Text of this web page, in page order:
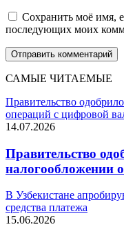
Сохранить моё имя,
последующих моих
САМЫЕ ЧИТАЕМЫЕ
Правительство
операций с цифровой
14.07.2026
Правительство
налогообложении
В Узбекистане
средства платежа
15.06.2026